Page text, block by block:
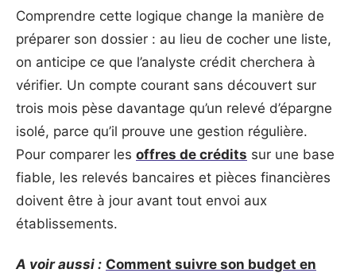
Comprendre cette logique change la manière de
préparer son dossier : au lieu de cocher une liste,
on anticipe ce que l’analyste crédit cherchera à
vérifier. Un compte courant sans découvert sur
trois mois pèse davantage qu’un relevé d’épargne
isolé, parce qu’il prouve une gestion régulière.
Pour comparer les offres de crédits sur une base
fiable, les relevés bancaires et pièces financières
doivent être à jour avant tout envoi aux
établissements.
A voir aussi : Comment suivre son budget en